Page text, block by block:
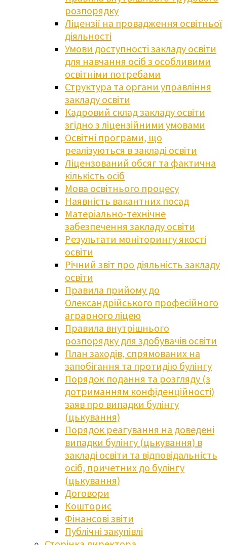
розпорядку
Ліцензії на провадження освітньої
діяльності
Умови доступності закладу освіти
для навчання осіб з особливими
освітніми потребами
Структура та органи управління
закладу освіти
Кадровий склад закладу освіти
згідно з ліцензійними умовами
Освітні програми, що
реалізуються в закладі освіти
Ліцензований обсяг та фактична
кількість осіб
Мова освітнього процесу
Наявність вакантних посад
Матеріально-технічне
забезпечення закладу освіти
Результати моніторингу якості
освіти
Річний звіт про діяльність закладу
освіти
Правила прийому до
Олександрійського професійного
аграрного ліцею
Правила внутрішнього
розпорядку для здобувачів освіти
План заходів, спрямованих на
запобігання та протидію булінгу
Порядок подання та розгляду (з
дотриманням конфіденційності)
заяв про випадки булінгу
(цькування)
Порядок реагування на доведені
випадки булінгу (цькування) в
закладі освіти та відповідальність
осіб, причетних до булінгу
(цькування)
Договори
Кошторис
Фінансові звіти
Публічні закупівлі